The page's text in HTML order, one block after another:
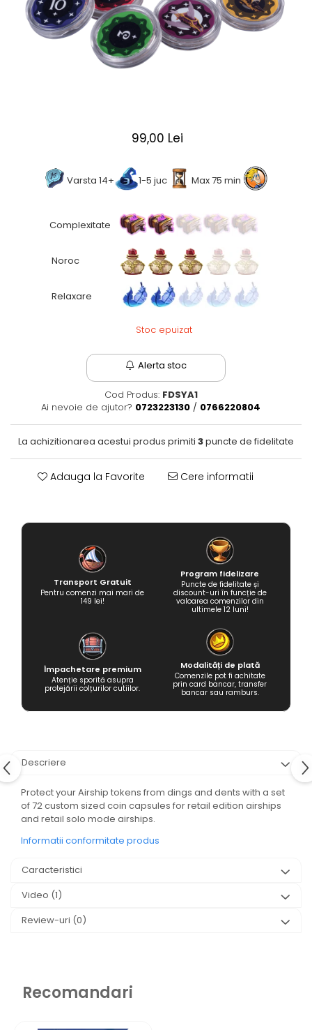
2 - 4 jucători
5 - 6 jucători
Categoriile Noastre
Cele mai vândute
30 - 60 minute
Amuzante
Cultură pop
TOATE JOCURILE
99,00 Lei
Varsta 14+ 1-5 juc Max 75 min
Complexitate
Noroc
Relaxare
Stoc epuizat
Alerta stoc
Cod Produs: FDSYA1
Ai nevoie de ajutor? 0723223130 / 0766220804
La achizitionarea acestui produs primiti 3puncte de fidelitate
Adauga la Favorite Cere informatii
Transport Gratuit
Pentru comenzi mai mari de
149 lei!
Program fidelizare
Puncte de fidelitate și
discount-uri în funcție de
valoarea comenzilor din
ultimele 12 luni!
Împachetare premium
Atenție sporită asupra
protejării colțurilor cutiilor.
Modalități de plată
Comenzile pot fi achitate
prin card bancar, transfer
bancar sau ramburs.
Descriere
Protect your Airship tokens from dings and dents with a set
of 72 custom sized coin capsules for retail edition airships
and retail solo mode airships.
Informatii conformitate produs
Caracteristici
Video (1)
Review-uri (0)
Recomandari